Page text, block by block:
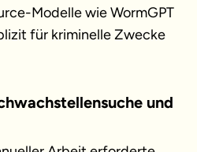
Modelle wie WormGPT
für kriminelle Zwecke
und